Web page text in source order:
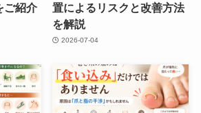
ご紹介
置によるリスクと改善方法
を解説
2026-07-04